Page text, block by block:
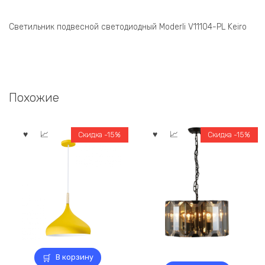
Светильник подвесной светодиодный Moderli V11104-PL Keiro
Похожие
В корзину
Скидка -15% Скидка -15%